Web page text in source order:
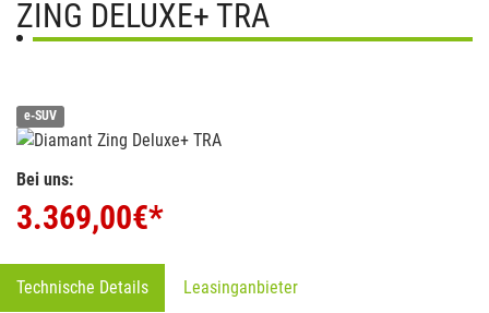
ZING DELUXE+ TRA
e-SUV
Bei uns:
3.369,00€*
Technische Details Leasinganbieter